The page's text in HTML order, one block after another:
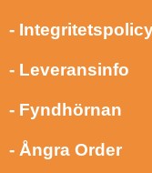
-
- Leveransinfo
- Fyndhörnan
- Ångra Order